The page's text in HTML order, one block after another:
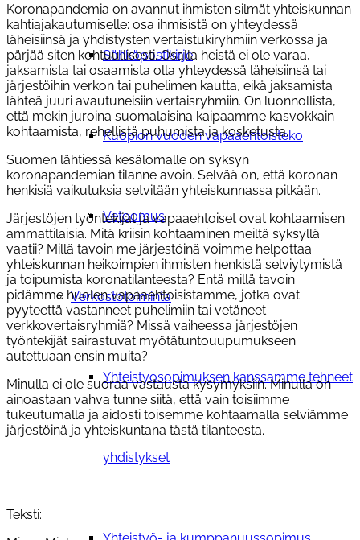
Sähköpostikirje
Kuopion vuoden vapaaehtoisteko
Vetoomus
Verkostotoiminta
Yhteistyosopimuksen kanssamme tehneet
yhdistykset
Koronapandemia on avannut ihmisten silmät yhteiskunnan
kahtiajakautumiselle: osa ihmisistä on yhteydessä
läheisiinsä ja yhdistysten vertaistukiryhmiin verkossa ja
pärjää siten kohtuullisesti. Osalla heistä ei ole varaa,
jaksamista tai osaamista olla yhteydessä läheisiinsä tai
järjestöihin verkon tai puhelimen kautta, eikä jaksamista
lähteä juuri avautuneisiin vertaisryhmiin. On luonnollista,
että mekin juroina suomalaisina kaipaamme kasvokkain
kohtaamista, rehellistä puhumista ja kosketusta.
Suomen lähtiessä kesälomalle on syksyn
koronapandemian tilanne avoin. Selvää on, että koronan
henkisiä vaikutuksia setvitään yhteiskunnassa pitkään.
Järjestöjen työntekijät ja vapaaehtoiset ovat kohtaamisen
ammattilaisia. Mitä kriisin kohtaaminen meiltä syksyllä
vaatii? Millä tavoin me järjestöinä voimme helpottaa
yhteiskunnan heikoimpien ihmisten henkistä selviytymistä
ja toipumista koronatilanteesta? Entä millä tavoin
pidämme huolen vapaaehtoisistamme, jotka ovat
pyyteettä vastanneet puhelimiin tai vetäneet
verkkovertaisryhmiä? Missä vaiheessa järjestöjen
työntekijät sairastuvat myötätuntouupumukseen
autettuaan ensin muita?
Minulla ei ole suoraa vastausta kysymyksiin. Minulla on
ainoastaan vahva tunne siitä, että vain toisiimme
tukeutumalla ja aidosti toisemme kohtaamalla selviämme
järjestöinä ja yhteiskuntana tästä tilanteesta.
Teksti: